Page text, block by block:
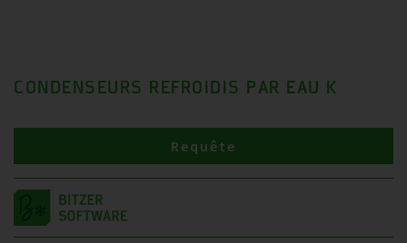
CONDENSEURS REFROIDIS PAR EAU K
Requête